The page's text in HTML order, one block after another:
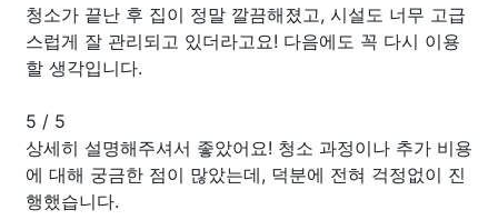
청소가 끝난 후 집이 정말 깔끔해졌고, 시설도 너무 고급
스럽게 잘 관리되고 있더라고요! 다음에도 꼭 다시 이용
할 생각입니다.
5 / 5
상세히 설명해주셔서 좋았어요! 청소 과정이나 추가 비용
에 대해 궁금한 점이 많았는데, 덕분에 전혀 걱정없이 진
행했습니다.